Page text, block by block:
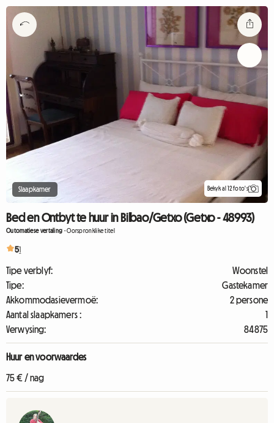
Slaapkamer Bekyk al 12 foto's
Bed en Ontbyt te huur in Bilbao/Getxo (Getxo - 48993)
Outomatiese vertaling -Oorspronklike titel
51
Tipe verblyf:
Woonstel
Tipe:
Gastekamer
Akkommodasievermoë:
2 persone
Aantal slaapkamers :
1
Verwysing:
84875
Huur en voorwaardes
75 € / nag